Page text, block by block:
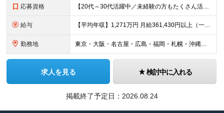
応募資格 【20代～30代活躍中／未経験の方もたくさん活躍中！】 ■大卒以上 ■2年以上の営業経験（法人個人不問） 機械商社などの専門商社、メーカー、保険などの金融機関出身者が多数活躍中！
給与 【平均年収】1,271万円 月給361,430円以上（一律手当含む）＋インセンティブ ※給与は前職の給与水準、職務経験等を考慮して決定いたします。 ※上記は固定残業代（月50時間分／116,000円
勤務地 東京・大阪・名古屋・広島・福岡・札幌・沖縄のいずれかの拠点に配属 【東京本社】 東京都千代田区丸の内一丁目8番2号 鉃鋼ビルディング24階 【大阪支社】 大阪府大阪市北区角田町8番1号 梅田阪急ビ
求人を見る 検討中に入れる
掲載終了予定日： 2026.08.24